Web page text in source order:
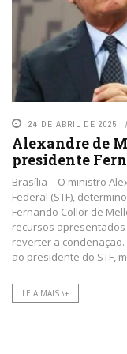
24 DE ABRIL DE 2025
Alexandre de
presidente
Brasília – O ministro
Federal (STF),
Fernando Collor de
recursos
reverter a
ao presidente do STF,
LEIA MAIS \+